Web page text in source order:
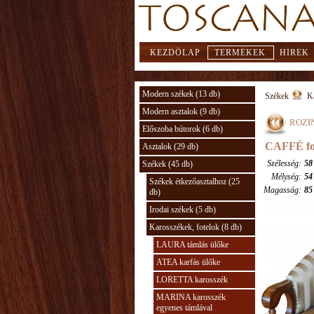
KEZDŐLAP TERMÉKEK HÍREK
Modern székek (13 db)
Modern asztalok (9 db)
Előszoba bútorok (6 db)
Asztalok (29 db)
Székek (45 db)
Székek étkezőasztalhoz (25
db)
Irodai székek (5 db)
Karosszékek, fotelok (8 db)
LAURA támlás ülőke
ATEA karfás ülőke
LORETTA karosszék
MARINA karosszék
egyenes támlával
Székek
CAFFÉ
Szélesség: 58
Mélység: 54
Magasság: 85